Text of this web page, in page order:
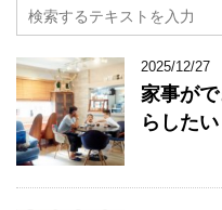
2025/12/27
家事が
らしたい